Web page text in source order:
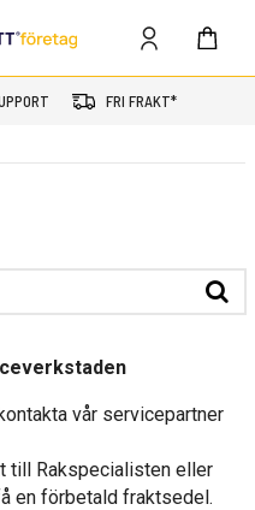
FRI FRAKT*
vår servicepartner
till Rakspecialisten eller
en förbetald fraktsedel.